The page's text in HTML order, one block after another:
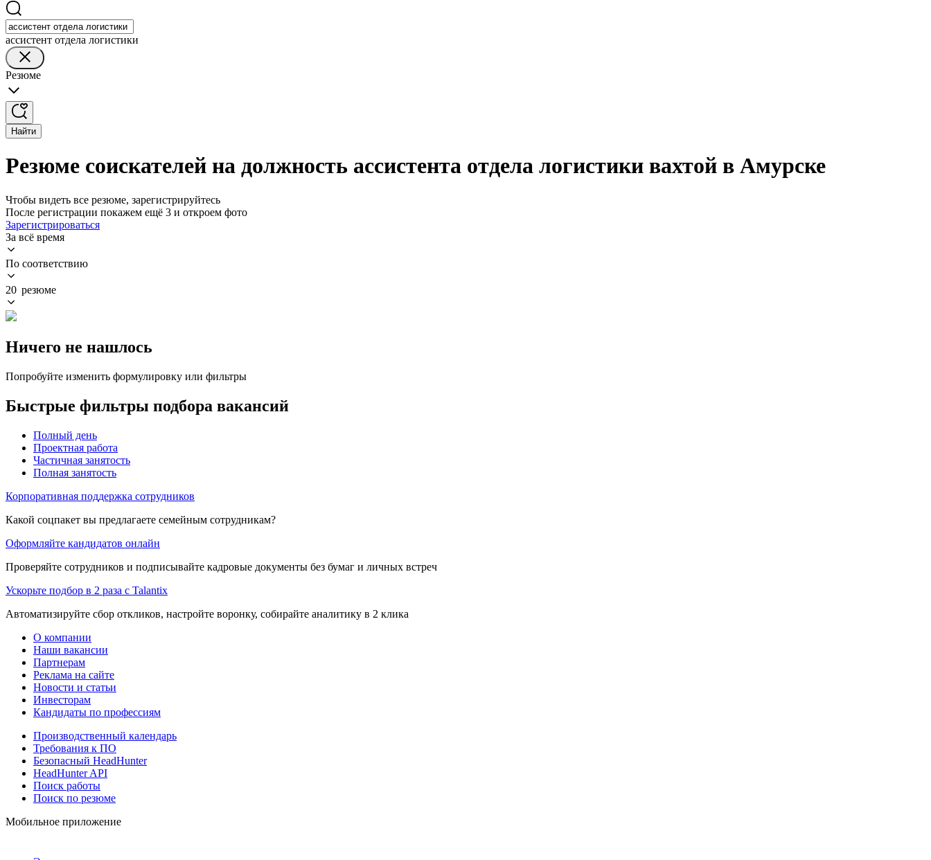
ассистент отдела логистики
Резюме
Найти
Резюме соискателей на должность ассистента отдела логистики вахтой в Амурске
Чтобы видеть все резюме, зарегистрируйтесь
После регистрации покажем ещё 3 и откроем фото
Зарегистрироваться
За всё время
По соответствию
20 резюме
Ничего не нашлось
Попробуйте изменить формулировку или фильтры
Быстрые фильтры подбора вакансий
Полный день
Проектная работа
Частичная занятость
Полная занятость
Корпоративная поддержка сотрудников
Какой соцпакет вы предлагаете семейным сотрудникам?
Оформляйте кандидатов онлайн
Проверяйте сотрудников и подписывайте кадровые документы без бумаг и личных встреч
Ускорьте подбор в 2 раза с Talantix
Автоматизируйте сбор откликов, настройте воронку, собирайте аналитику в 2 клика
О компании
Наши вакансии
Партнерам
Реклама на сайте
Новости и статьи
Инвесторам
Кандидаты по профессиям
Производственный календарь
Требования к ПО
Безопасный HeadHunter
HeadHunter API
Поиск работы
Поиск по резюме
Мобильное приложение